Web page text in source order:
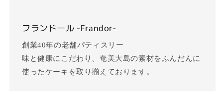
フランドール -Frandor-
創業40年の老舗パティスリー
味と健康にこだわり、奄美大島の素材をふんだんに
使ったケーキを取り揃えております。